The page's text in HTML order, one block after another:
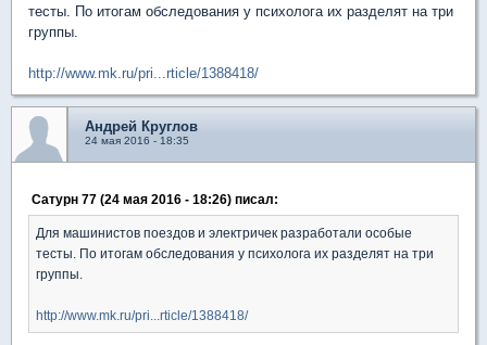
тесты. По итогам обследования у психолога их разделят на три
группы.
http://www.mk.ru/pri...rticle/1388418/
Андрей Круглов
24 мая 2016 - 18:35
Сатурн 77 (24 мая 2016 - 18:26) писал:
Для машинистов поездов и электричек разработали особые
тесты. По итогам обследования у психолога их разделят на три
группы.
http://www.mk.ru/pri...rticle/1388418/